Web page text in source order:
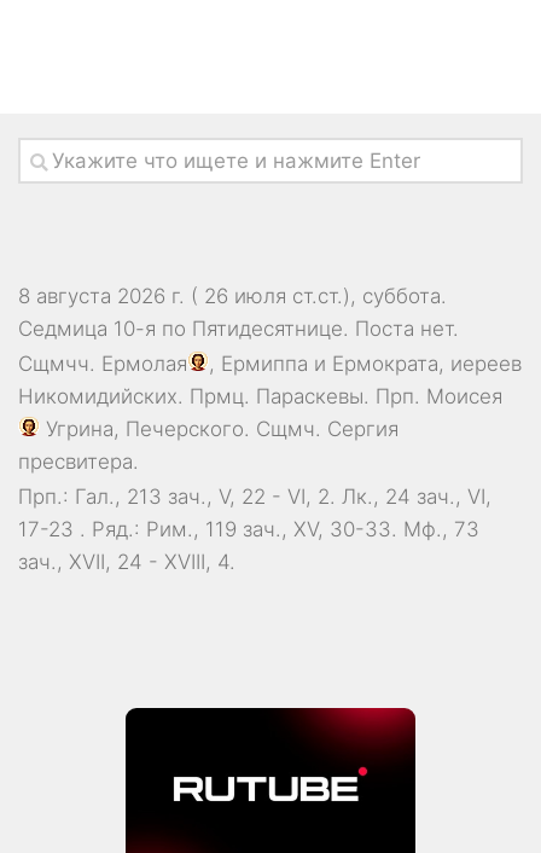
8 августа 2026 г. ( 26 июля ст.ст.), суббота.
Седмица 10-я по Пятидесятнице. Поста нет.
Сщмчч. Ермолая , Ермиппа и Ермократа, иереев
Никомидийских. Прмц. Параскевы. Прп. Моисея
Угрина, Печерского. Сщмч. Сергия
пресвитера.
Прп.: Гал., 213 зач., V, 22 - VI, 2. Лк., 24 зач., VI,
17-23 . Ряд.: Рим., 119 зач., XV, 30-33. Мф., 73
зач., XVII, 24 - XVIII, 4.